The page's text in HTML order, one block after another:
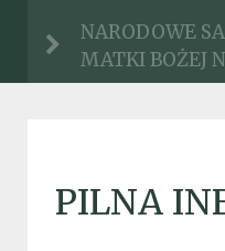
NARODOWE
MATKI BOŻEJ
PILNA